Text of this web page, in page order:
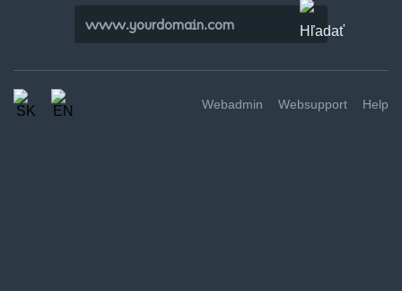
Webadmin Websupport Help